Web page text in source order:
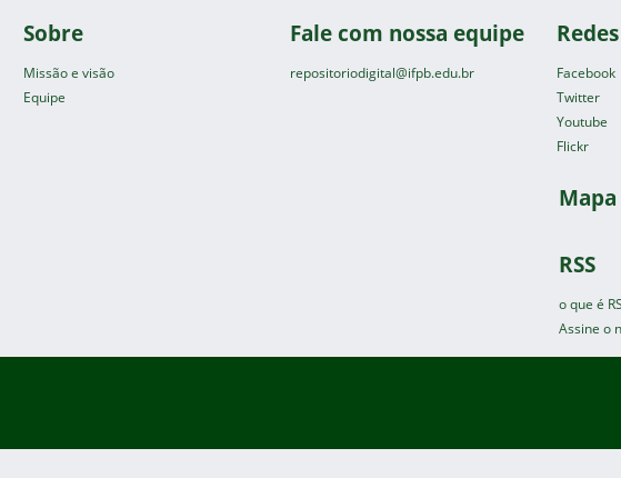
Sobre
Missão e visão
Equipe
Fale com nossa equipe
repositoriodigital@ifpb.edu.br
Facebook
Twitter
Youtube
Flickr
RSS
o que é
Assine o